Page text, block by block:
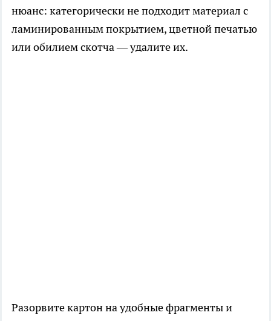
нюанс: категорически не подходит материал с
ламинированным покрытием, цветной печатью
или обилием скотча — удалите их.
Разорвите картон на удобные фрагменты и